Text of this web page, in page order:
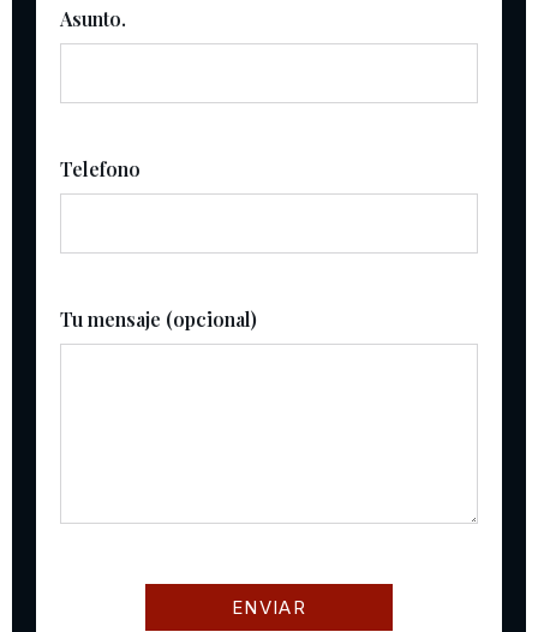
Asunto.
Telefono
Tu mensaje (opcional)